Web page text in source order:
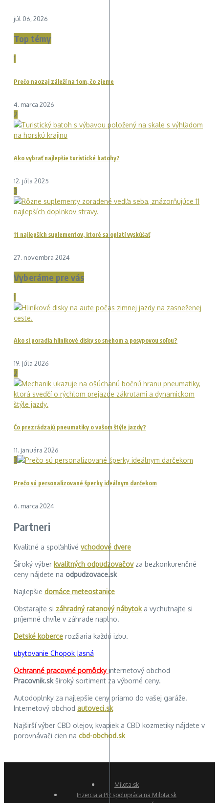
júl 06, 2026
Top témy
1
Prečo naozaj záleží na tom, čo zjeme
4. marca 2026
2
Ako vybrať najlepšie turistické batohy?
12. júla 2025
3
11 najlepších suplementov, ktoré sa oplatí vyskúšať
27. novembra 2024
Vyberáme pre vás
1
Ako si poradia hliníkové disky so snehom a posypovou soľou?
19. júla 2026
2
Čo prezrádzajú pneumatiky o vašom štýle jazdy?
11. januára 2026
3
Prečo sú personalizované šperky ideálnym darčekom
6. marca 2024
Partneri
Kvalitné a spoľahlivé vchodové dvere
Široký výber kvalitných odpudzovačovza bezkonkurenčné
ceny nájdete na odpudzovace.sk
Najlepšie domáce meteostanice
Obstarajte si záhradný ratanový nábytoka vychutnajte si
príjemné chvíle v záhrade naplno.
Detské koberce rozžiaria každú izbu.
ubytovanie Chopok Jasná
Ochranné pracovné pomôckyinternetový obchod
Pracovnik.skširoký sortiment za výborné ceny.
Autodoplnky za najlepšie ceny priamo do vašej garáže.
Internetový obchod autoveci.sk
Najširší výber CBD olejov, kvapiek a CBD kozmetiky nájdete v
porovnávači cien na cbd-obchod.sk
Milota.sk
Inzercia a PR spolupráca na Milota.sk